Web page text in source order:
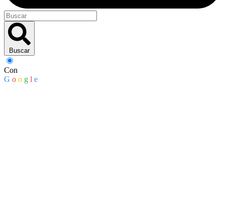
Buscar
Con
G o o g l e